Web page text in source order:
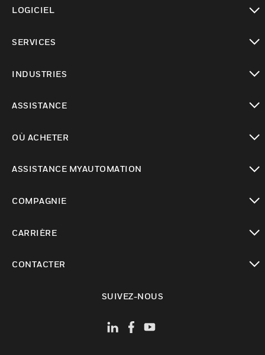
LOGICIEL
SERVICES
INDUSTRIES
ASSISTANCE
OÙ ACHETER
ASSISTANCE MYAUTOMATION
COMPAGNIE
CARRIÈRE
CONTACTER
SUIVEZ-NOUS